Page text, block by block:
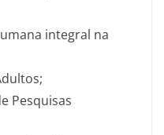
integral na
Pesquisas